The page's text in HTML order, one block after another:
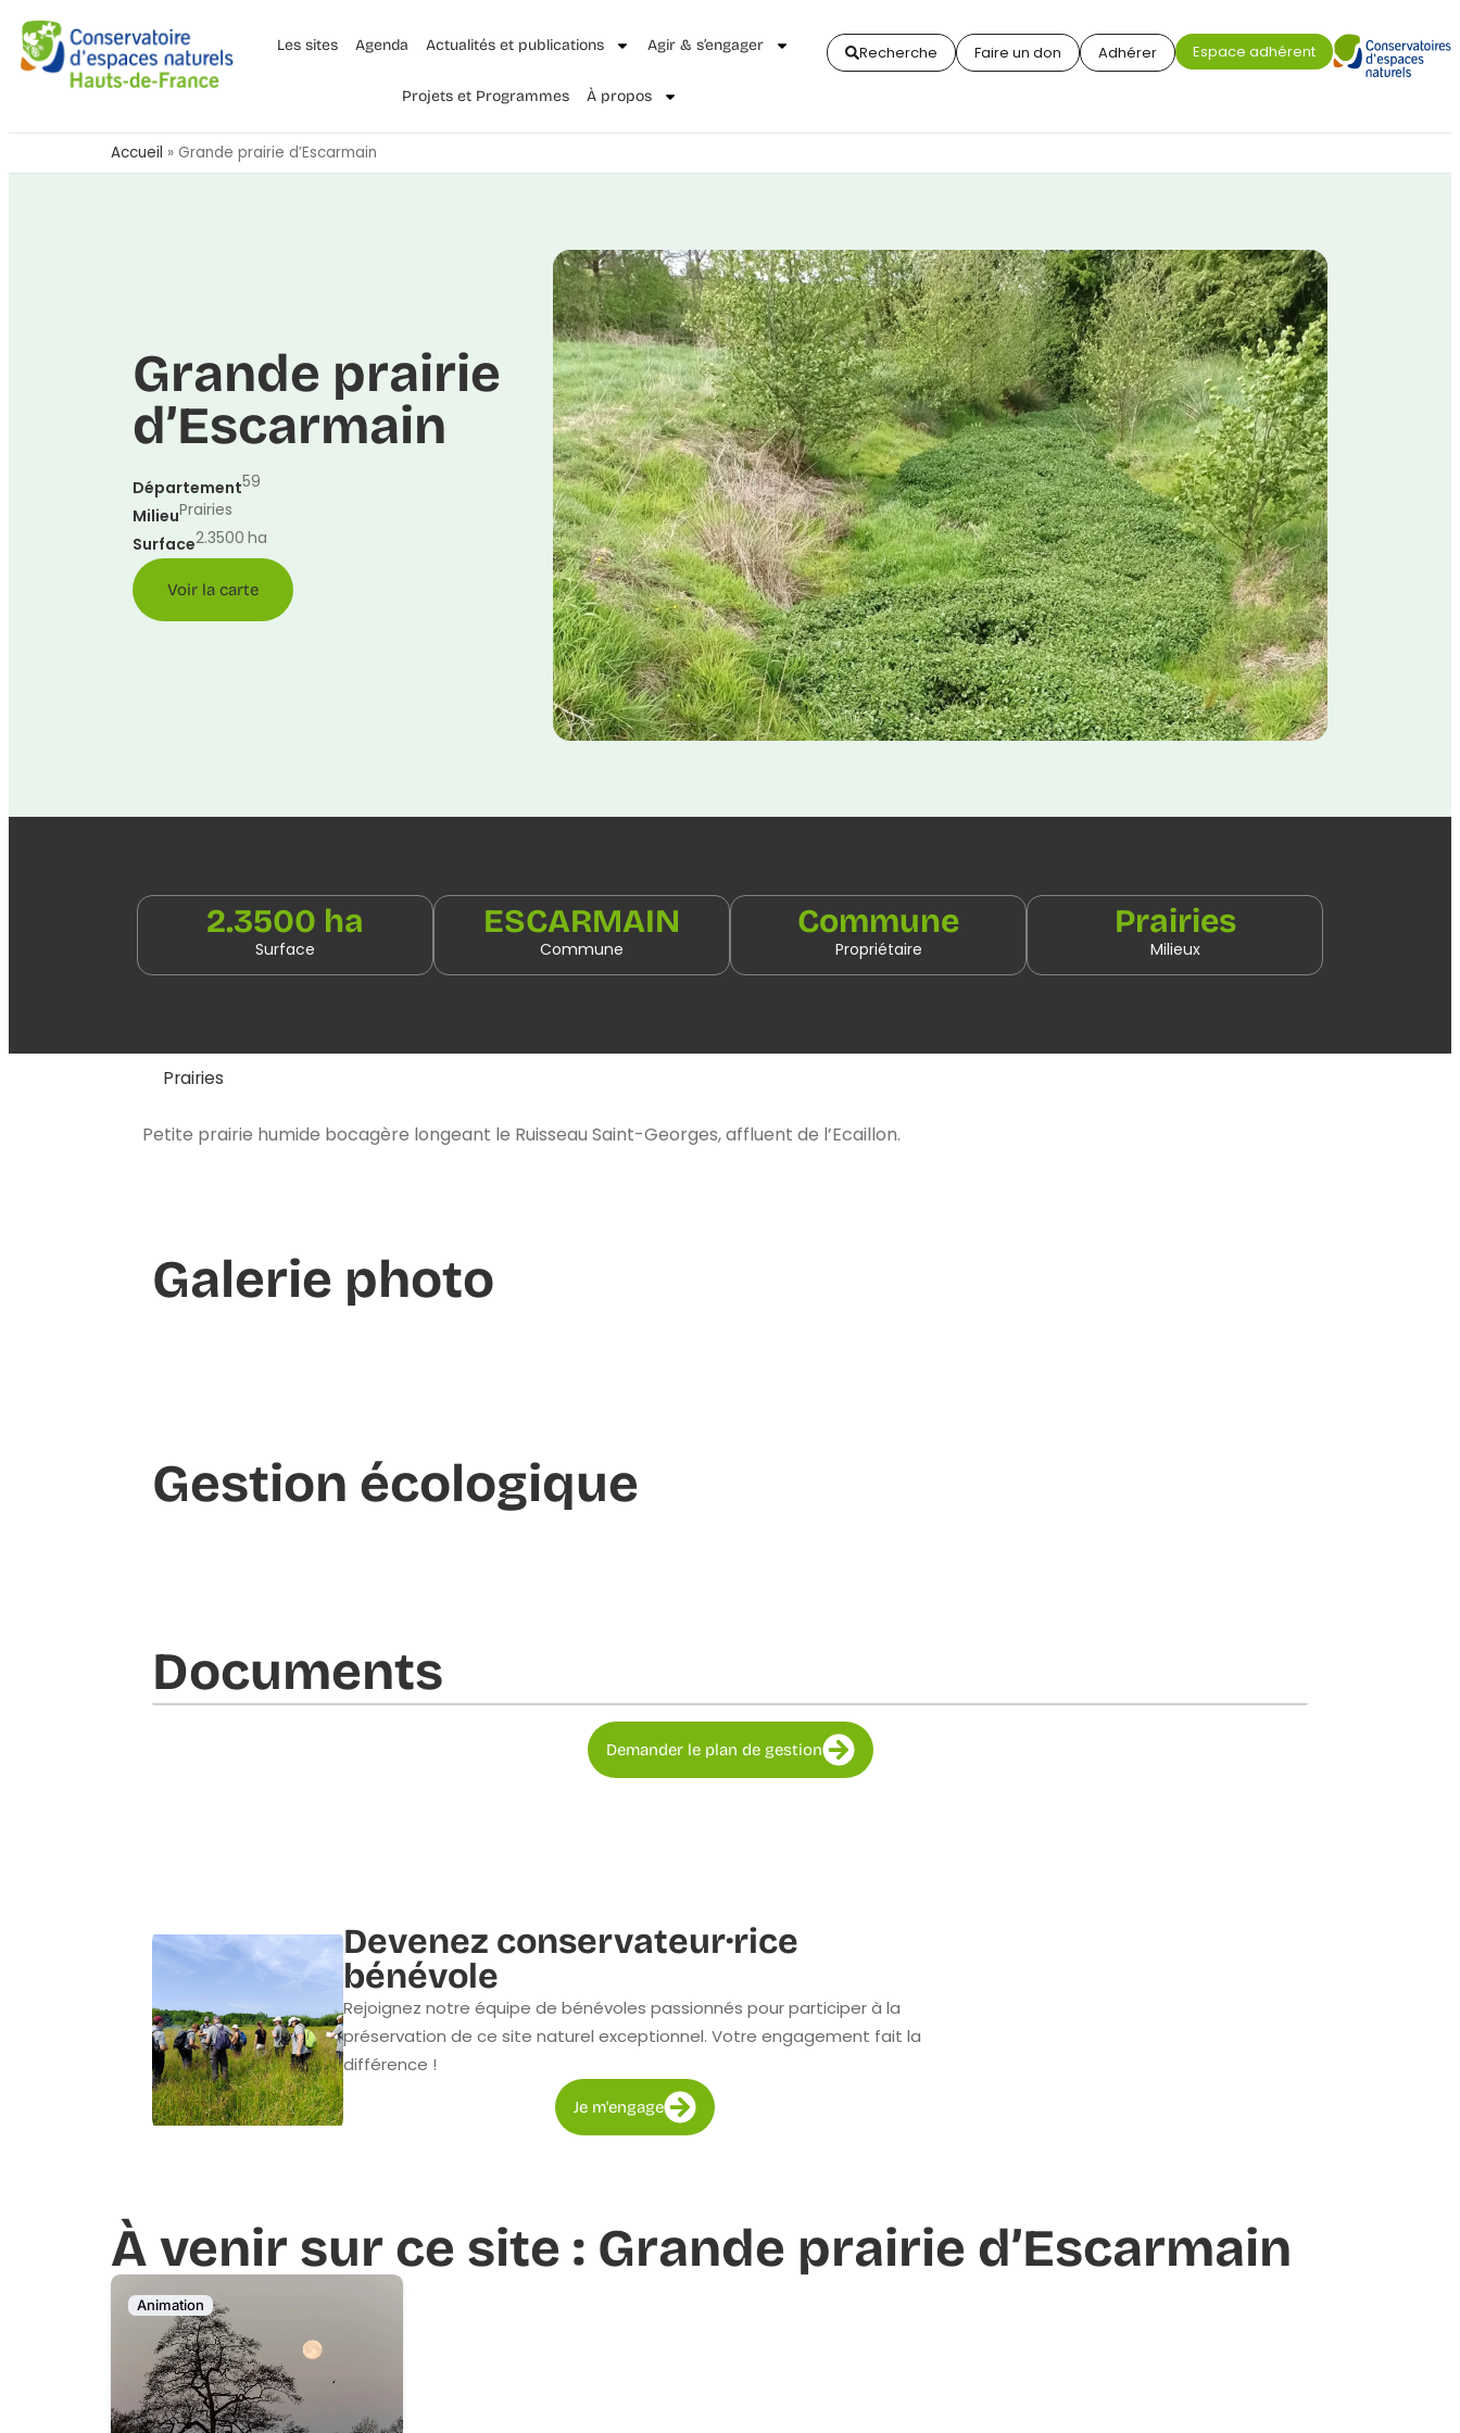
Les sites Agenda Actualités et publications Agir & s’engager
Projets et Programmes À propos
Recherche Faire un don Adhérer Espace adhérent
Accueil » Grande prairie d’Escarmain
Grande prairie
d’Escarmain
Département59
MilieuPrairies
Surface2.3500 ha
Voir la carte
2.3500 ha
Surface
ESCARMAIN
Commune
Commune
Propriétaire
Prairies
Milieux
Prairies
Petite prairie humide bocagère longeant le Ruisseau Saint-Georges, affluent de l’Ecaillon.
Galerie photo
Gestion écologique
Documents​
Demander le plan de gestion
Devenez conservateur·rice
bénévole
Rejoignez notre équipe de bénévoles passionnés pour participer à la
préservation de ce site naturel exceptionnel. Votre engagement fait la
différence !
Je m'engage
À venir sur ce site : Grande prairie d’Escarmain
Animation